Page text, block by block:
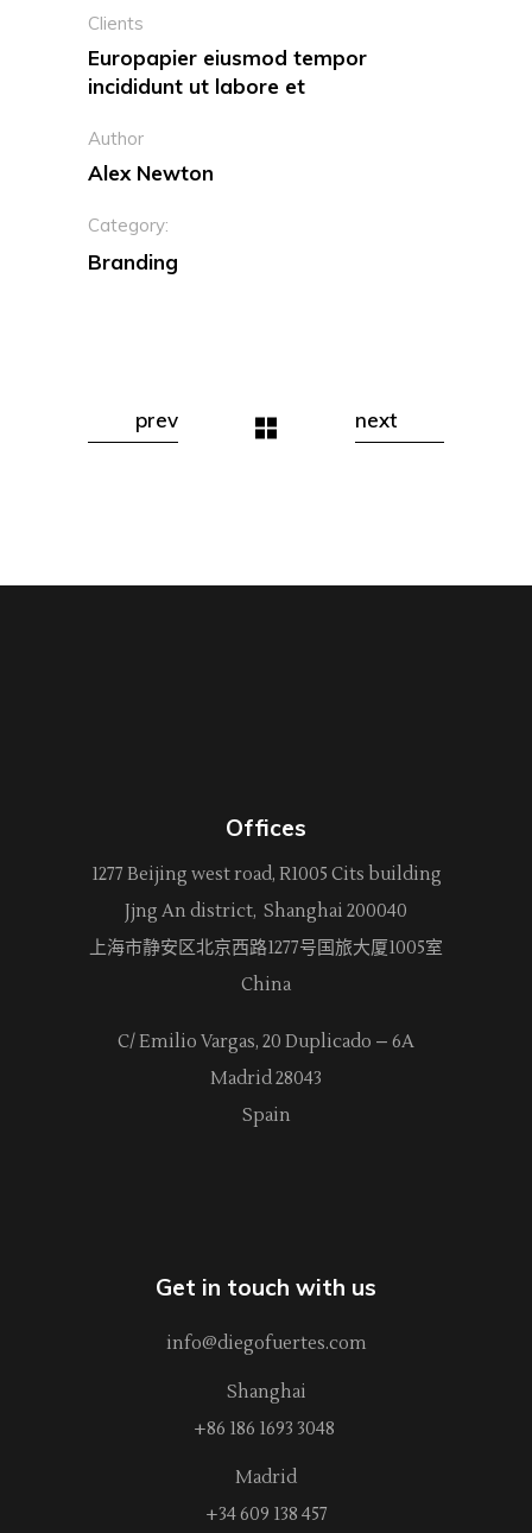
Clients
Europapier eiusmod tempor
incididunt ut labore et
Author
Alex Newton
Category:
Branding
prev next
Offices
1277 Beijing west road, R1005 Cits building
Jjng An district, Shanghai 200040
上海市静安区北京西路1277号国旅大厦1005室
China
C/ Emilio Vargas, 20 Duplicado – 6A
Madrid 28043
Spain
Get in touch with us
info@diegofuertes.com
Shanghai
+86 186 1693 3048
Madrid
+34 609 138 457